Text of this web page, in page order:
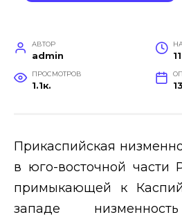
АВТОР
admin
ПРОСМОТРОВ
1.1к.
Прикаспийская
в юго-восточной части
примыкающей к
западе